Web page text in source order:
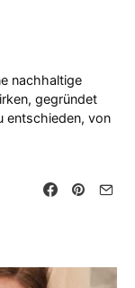
nachhaltige
gegründet
entschieden, von